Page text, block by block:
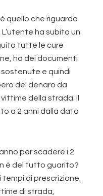
quello che riguarda
ha subito un
tutte le cure
ha dei documenti
e quindi
del denaro da
della strada. Il
a 2 anni dalla data
per scadere i 2
è del tutto guarito?
di prescrizione.
di strada,